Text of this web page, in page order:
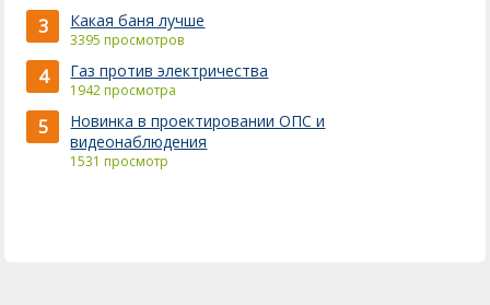
3 Какая баня лучше
3395 просмотров
4 Газ против электричества
1942 просмотра
5
Новинка в проектировании ОПС и
видеонаблюдения
1531 просмотр